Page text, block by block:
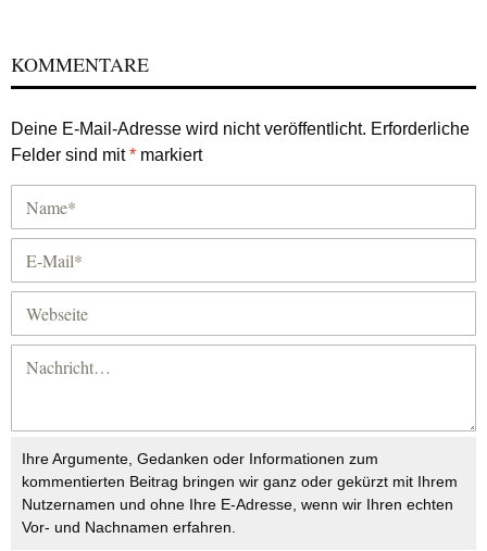
KOMMENTARE
Deine E-Mail-Adresse wird nicht veröffentlicht. Erforderliche
Felder sind mit* markiert
Ihre Argumente, Gedanken oder Informationen zum
kommentierten Beitrag bringen wir ganz oder gekürzt mit Ihrem
Nutzernamen und ohne Ihre E-Adresse, wenn wir Ihren echten
Vor- und Nachnamen erfahren.